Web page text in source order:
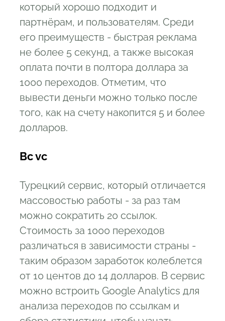
который хорошо подходит и
партнёрам, и пользователям. Среди
его преимуществ - быстрая реклама
не более 5 секунд, а также высокая
оплата почти в полтора доллара за
1000 переходов. Отметим, что
вывести деньги можно только после
того, как на счету накопится 5 и более
долларов.
Bc vc
Турецкий сервис, который отличается
массовостью работы - за раз там
можно сократить 20 ссылок.
Стоимость за 1000 переходов
различаться в зависимости страны -
таким образом заработок колеблется
от 10 центов до 14 долларов. В сервис
можно встроить Google Analytics для
анализа переходов по ссылкам и